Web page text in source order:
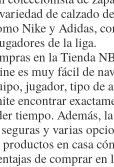
de calzado
Nike y Adidas,
de la liga.
en la Tienda
es muy fácil de
jugador, tipo de
encontrar
tiempo. Además,
y varias
en casa
de comprar